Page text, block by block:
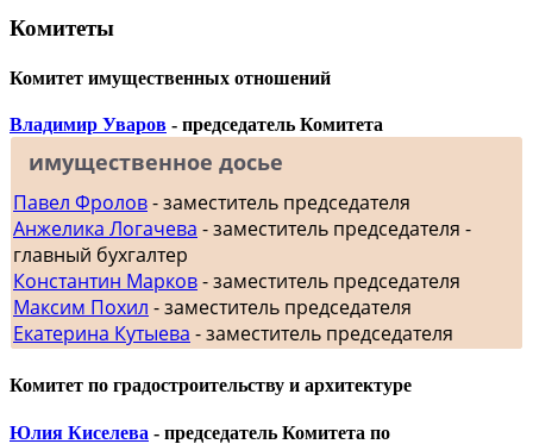
Комитеты
Комитет имущественных отношений
Владимир Уваров - председатель Комитета
имущественное досье
Павел Фролов- заместитель председателя
Анжелика Логачева - заместитель председателя -
главный бухгалтер
Константин Марков- заместитель председателя
Максим Похил - заместитель председателя
Екатерина Кутыева - заместитель председателя
Комитет по градостроительству и архитектуре
Юлия Киселева - председатель Комитета по